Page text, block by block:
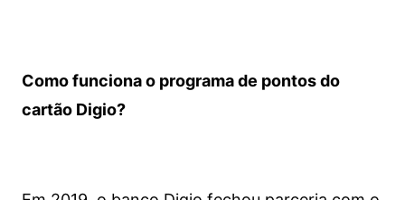
Como funciona o programa de pontos do
cartão Digio?